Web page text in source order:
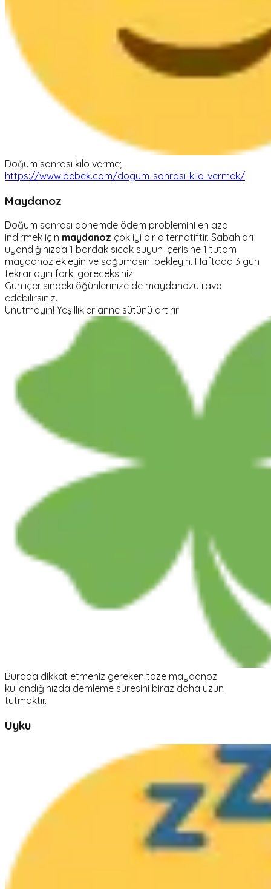
Doğum sonrası kilo verme;
https://www.bebek.com/dogum-sonrasi-kilo-vermek/
Maydanoz
Doğum sonrası dönemde ödem problemini en aza
indirmek için maydanoz çok iyi bir alternatiftir. Sabahları
uyandığınızda 1 bardak sıcak suyun içerisine 1 tutam
maydanoz ekleyin ve soğumasını bekleyin. Haftada 3 gün
tekrarlayın farkı göreceksiniz!
Gün içerisindeki öğünlerinize de maydanozu ilave
edebilirsiniz.
Unutmayın! Yeşillikler anne sütünü artırır
Burada dikkat etmeniz gereken taze maydanoz
kullandığınızda demleme süresini biraz daha uzun
tutmaktır.
Uyku